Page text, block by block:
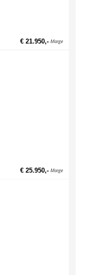
€ 21.950,- Marge
€ 25.950,- Marge